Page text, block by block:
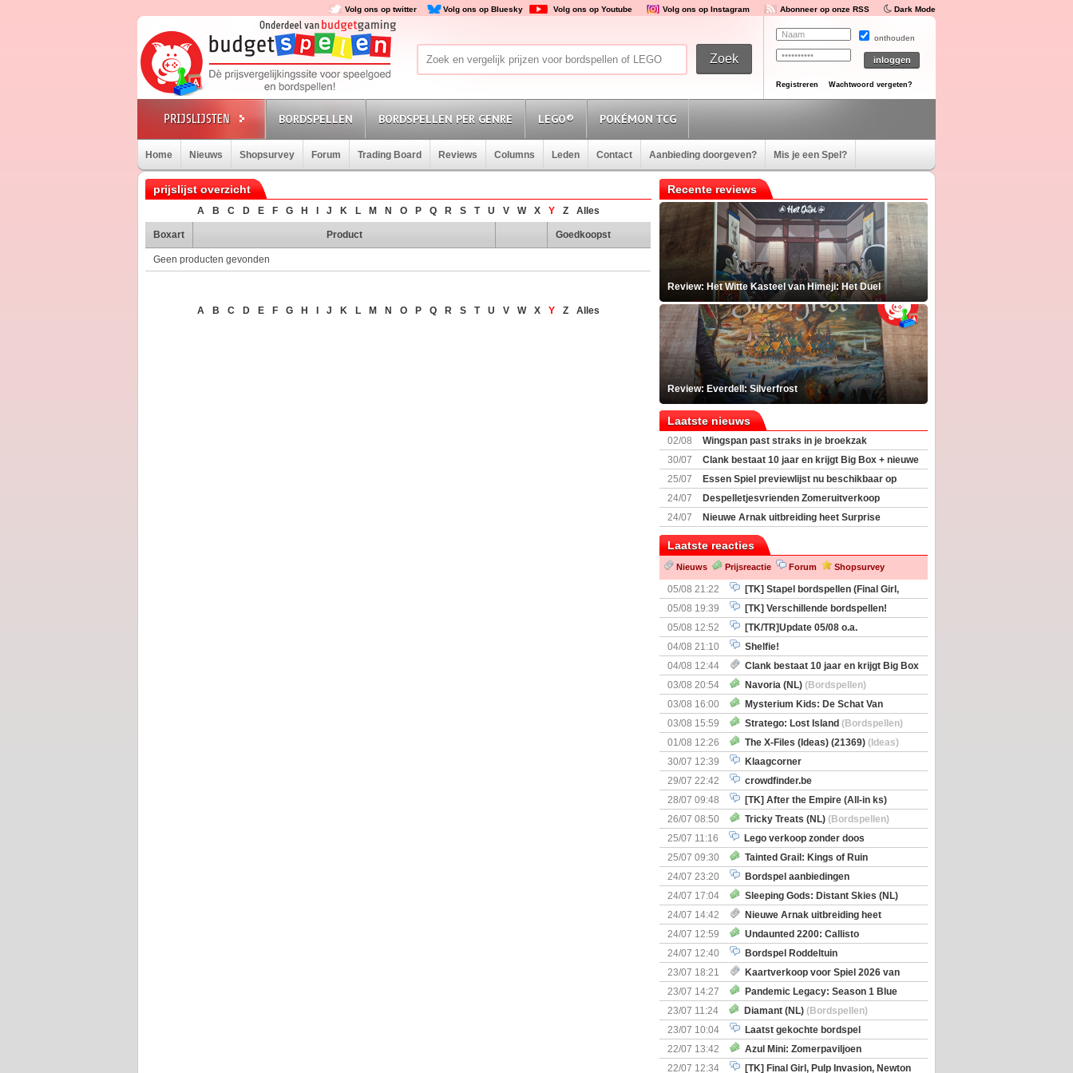
Volg ons op twitter Volg ons op Bluesky Volg ons op Youtube Volg ons op Instagram Abonneer op onze RSS Dark Mode
onthouden
Registreren Wachtwoord vergeten?
BORDSPELLEN BORDSPELLEN PER GENRE LEGO® POKÉMON TCG
Home Nieuws Shopsurvey Forum Trading Board Reviews Columns Leden Contact Aanbieding doorgeven? Mis je een Spel?
prijslijst overzicht
A B C D E F G H J K L M N O P Q R S T U V W X Y Z Alles
Boxart Product Goedkoopst
Geen producten gevonden
A B C D E F G H J K L M N O P Q R S T U V W X Y Z Alles
Recente reviews
Review: Het Witte Kasteel van Himeji: Het Duel
Review: Everdell: Silverfrost
Laatste nieuws
02/08
Wingspan past straks in je broekzak
30/07
Clank bestaat 10 jaar en krijgt Big Box + nieuwe
uitbreiding
25/07
Essen Spiel previewlijst nu beschikbaar op
Boardgamegeek
24/07
Despelletjesvrienden Zomeruitverkoop
weekend van start
24/07
Nieuwe Arnak uitbreiding heet Surprise
Laatste reacties
Nieuws Prijsreactie Forum Shopsurvey
05/08 21:22
[TK] Stapel bordspellen (Final Girl,
Nemesis Retaliation, Zombicide Invader)
05/08 19:39
[TK] Verschillende bordspellen!
05/08 12:52
[TK/TR]Update 05/08 o.a.
Prijsverlagingen, Imperium Horizons, 20 Strong
04/08 21:10
Shelfie!
04/08 12:44
Clank bestaat 10 jaar en krijgt Big Box
+ nieuwe uitbreiding
03/08 20:54 Navoria (NL) (Bordspellen)
03/08 16:00
Mysterium Kids: De Schat Van
Kapitein Boe
(Bordspellen)
03/08 15:59 Stratego: Lost Island (Bordspellen)
01/08 12:26
The X-Files (Ideas) (21369) (Ideas)
30/07 12:39
Klaagcorner
29/07 22:42
crowdfinder.be
28/07 09:48
[TK] After the Empire (All-in ks)
26/07 08:50
Tricky Treats (NL) (Bordspellen)
25/07 11:16
Lego verkoop zonder doos
25/07 09:30
Tainted Grail: Kings of Ruin
Uitbreiding: Wyrd Encounters(Bordspellen)
24/07 23:20
Bordspel aanbiedingen
24/07 17:04
Sleeping Gods: Distant Skies (NL)
(Bordspellen)
24/07 14:42
Nieuwe Arnak uitbreiding heet
Surprise Shipments
24/07 12:59
Undaunted 2200: Callisto
(Bordspellen)
24/07 12:40
Bordspel Roddeltuin
23/07 18:21
Kaartverkoop voor Spiel 2026 van
start
23/07 14:27
Pandemic Legacy: Season 1 Blue
(Bordspellen)
23/07 11:24 Diamant (NL) (Bordspellen)
23/07 10:04
Laatst gekochte bordspel
22/07 13:42
Azul Mini: Zomerpaviljoen
(Bordspellen)
22/07 12:34 [TK] Final Girl, Pulp Invasion, Newton